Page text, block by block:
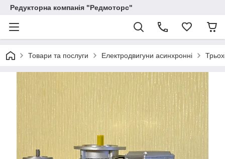
Редукторна компанія "Редмоторс"
Товари та послуги Електродвигуни асинхронні